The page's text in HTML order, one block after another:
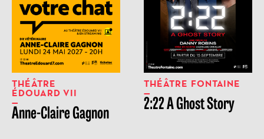
THÉÂTRE
ÉDOUARD VII
Anne-Claire Gagnon
THÉÂTRE FONTAINE
2:22 A Ghost Story